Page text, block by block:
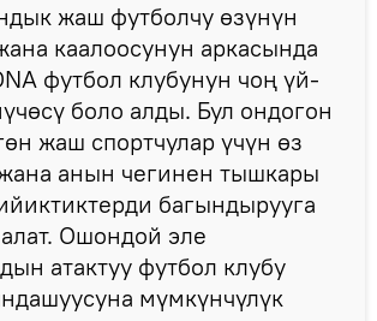
жаш футболчу өзүнүн
каалоосунун аркасында
футбол клубунун чоң үй-
боло алды. Бул ондогон
жаш спортчулар үчүн өз
анын чегинен тышкары
багындырууга
Ошондой эле
атактуу футбол клубу
мүмкүнчүлүк